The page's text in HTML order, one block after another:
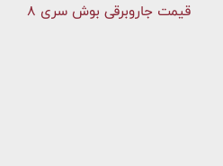
قیمت جاروبرقی بوش سری ۸